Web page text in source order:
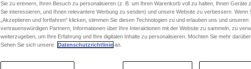
Sie zu erinnern, Ihren Besuch zu personalisieren (z. B. um Ihren Warenkorb voll zu halten, Ihnen Geräte
Sie interessieren, und Ihnen relevantere Werbung zu senden) und unsere Website zu verbessern. Wenn
„Akzeptieren und fortfahren“ klicken, stimmen Sie diesen Technologien zu und erlauben uns und unseren
vertrauenswürdigen Partnern, Informationen über Ihre Interaktionen mit der Website zu sammeln, zu
weiterzugeben, um Ihre Erfahrung und Ihre digitalen Inhalte zu personalisieren. Möchten Sie mehr
Sehen Sie sich unsere
Datenschutzrichtlinie an.